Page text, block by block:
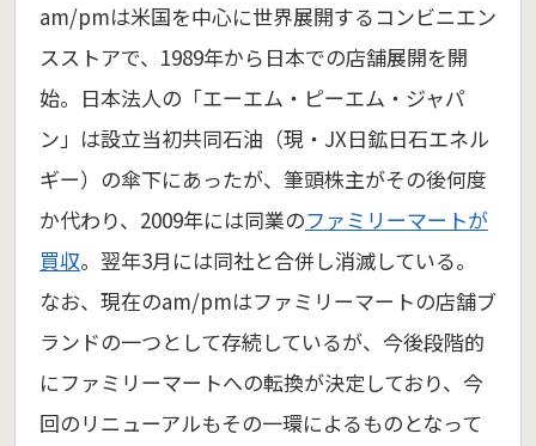
am/pmは米国を中心に世界展開するコンビニエン
スストアで、1989年から日本での店舗展開を開
始。日本法人の「エーエム・ピーエム・ジャパ
ン」は設立当初共同石油（現・JX日鉱日石エネル
ギー）の傘下にあったが、筆頭株主がその後何度
か代わり、2009年には同業のファミリーマートが
買収。翌年3月には同社と合併し消滅している。
なお、現在のam/pmはファミリーマートの店舗ブ
ランドの一つとして存続しているが、今後段階的
にファミリーマートへの転換が決定しており、今
回のリニューアルもその一環によるものとなって